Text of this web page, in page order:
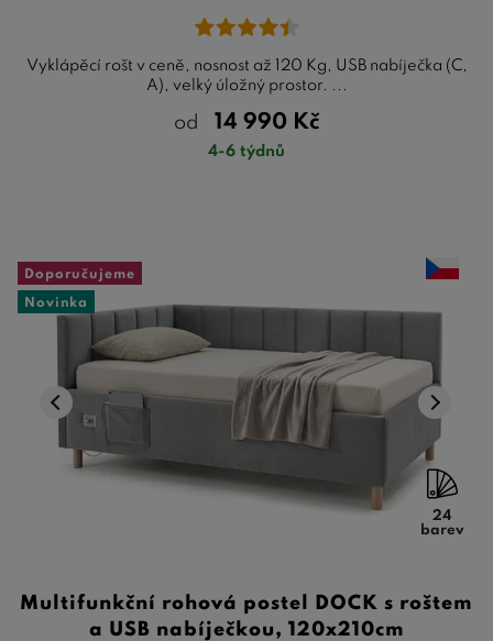
Vyklápěcí rošt v ceně, nosnost až 120 Kg, USB nabíječka (C,
A), velký úložný prostor. ...
od 14 990 Kč
4-6 týdnů
Doporučujeme
Novinka
24
barev
Multifunkční rohová postel DOCK s roštem
a USB nabíječkou, 120x210cm